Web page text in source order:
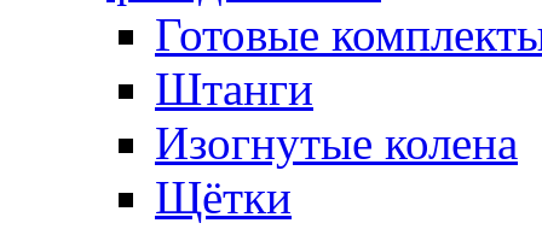
Готовые
Штанги
Изогнутые колена
Щётки